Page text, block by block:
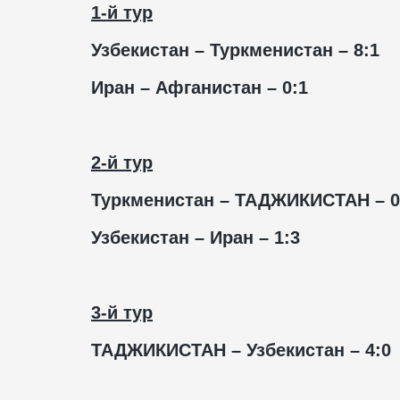
1-й тур
Узбекистан – Туркменистан – 8:1
Иран – Афганистан – 0:1
2-й тур
Туркменистан – ТАДЖИКИСТАН –
Узбекистан – Иран – 1:3
3-й тур
ТАДЖИКИСТАН – Узбекистан – 4:0